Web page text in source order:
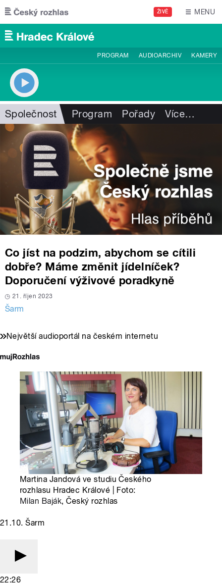
Přejít k hlavnímu obsahu
ŽIVĚ MENU
PROGRAM AUDIOARCHIV KAMERY
Společnost Program Pořady Více…
Co jíst na podzim, abychom se cítili
dobře? Máme změnit jídelníček?
Doporučení výživové poradkyně
21. říjen 2023
Šarm
Největší audioportál na českém internetu
Martina Jandová ve studiu Českého
rozhlasu Hradec Králové | Foto:
Milan Baják, Český rozhlas
21.10. Šarm
22:26